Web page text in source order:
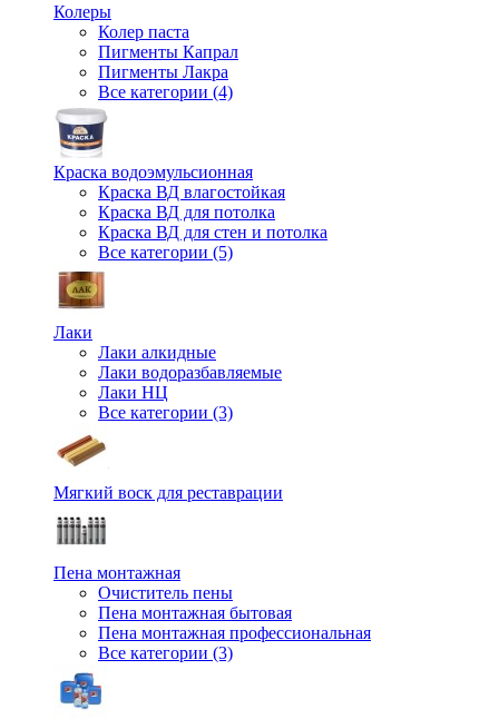
Колеры
Колер паста
Пигменты Капрал
Пигменты Лакра
Все категории (4)
Краска водоэмульсионная
Краска ВД влагостойкая
Краска ВД для потолка
Краска ВД для стен и потолка
Все категории (5)
Лаки
Лаки алкидные
Лаки водоразбавляемые
Лаки НЦ
Все категории (3)
Мягкий воск для реставрации
Пена монтажная
Очиститель пены
Пена монтажная бытовая
Пена монтажная профессиональная
Все категории (3)